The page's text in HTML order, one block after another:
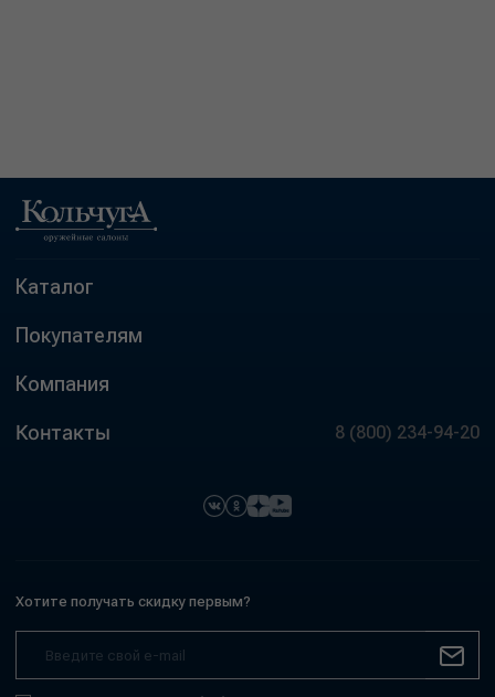
Каталог
Покупателям
Компания
Контакты 8 (800) 234-94-20
Хотите получать скидку первым?